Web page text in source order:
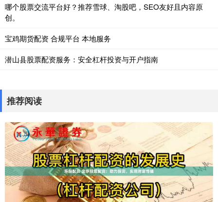
哪个股票交流平台好？推荐雪球、淘股吧，SEO友好且内容原
创。
宝鸡期货配资 合规平台 本地服务
潜山县股票配资服务：安全杠杆投资与开户指南
推荐阅读